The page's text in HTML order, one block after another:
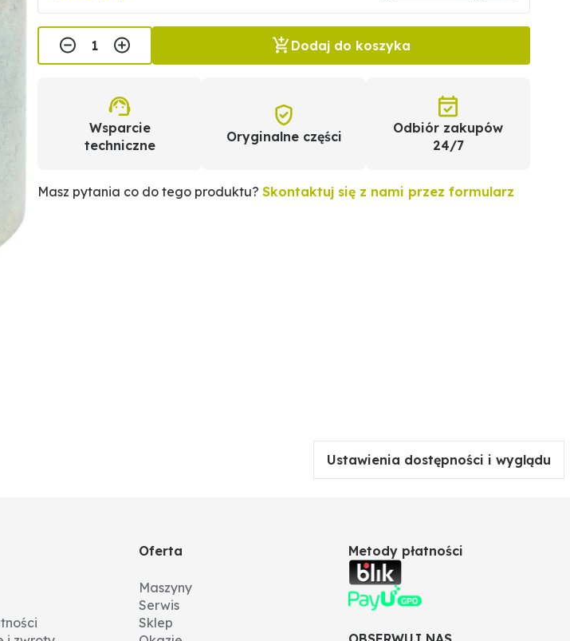
Dodaj do koszyka
Wsparcie
techniczne
Oryginalne części
Odbiór zakupów
24/7
Masz pytania co do tego produktu? Skontaktuj się z nami przez formularz
Ustawienia dostępności i wyglądu
Oferta
Maszyny
Serwis
Sklep
Metody płatności